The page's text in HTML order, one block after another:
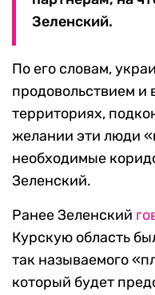
Зеленский.
По его словам,
продовольствием и
территориях,
желании эти люди
необходимые
Зеленский.
Ранее Зеленский
Курскую область
так называемого
который будет